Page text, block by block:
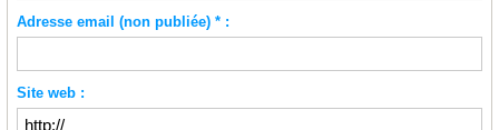
Adresse email (non publiée) * :
Site web :